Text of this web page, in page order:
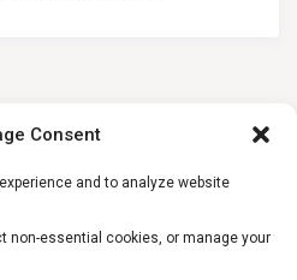
Consent
and to analyze website
non-essential cookies, or manage your
Telegram)